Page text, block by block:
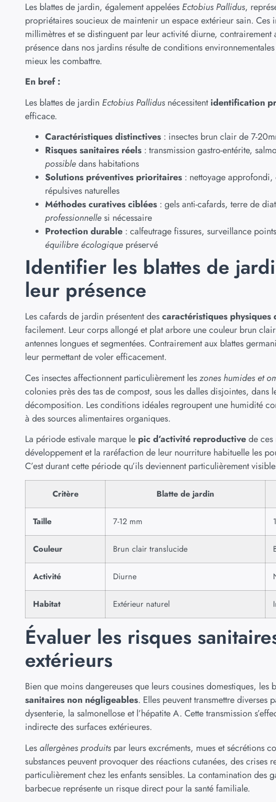
Les blattes de jardin, également appelées Ectobius Pallidus,
propriétaires soucieux de maintenir un espace extérieur sain. Ces
millimètres et se distinguent par leur activité diurne, contrairement
présence dans nos jardins résulte de conditions
mieux les combattre.
En bref :
Les blattes de jardin Ectobius Pallidus nécessitentidentification
efficace.
Caractéristiques distinctives : insectes brun clair de 7-
Risques sanitaires réels : transmission gastro-entérite,
possibledans habitations
Solutions préventives prioritaires : nettoyage
répulsives naturelles
Méthodes curatives ciblées : gels anti-cafards, terre de
professionnellesi nécessaire
Protection durable : calfeutrage fissures, surveillance
équilibre écologique préservé
Identifier les blattes de
leur présence
Les cafards de jardin présentent descaractéristiques physiques
facilement. Leur corps allongé et plat arbore une couleur brun
antennes longues et segmentées. Contrairement aux blattes
leur permettant de voler efficacement.
Ces insectes affectionnent particulièrement leszones humides et
colonies près des tas de compost, sous les dalles disjointes, dans
décomposition. Les conditions idéales regroupent une humidité
à des sources alimentaires organiques.
La période estivale marque le pic d’activité reproductivede ces
développement et la raréfaction de leur nourriture habituelle les
C’est durant cette période qu’ils deviennent particulièrement
Critère Blatte de jardin
Taille 7-12 mm
Couleur Brun clair translucide
Activité Diurne
Habitat Extérieur naturel
Évaluer les risques
extérieurs
Bien que moins dangereuses que leurs cousines domestiques, les
sanitaires non négligeables. Elles peuvent transmettre diverses
dysenterie, la salmonellose et l’hépatite A. Cette transmission
indirecte des surfaces extérieures.
Lesallergènes produits par leurs excréments, mues et sécrétions
substances peuvent provoquer des réactions cutanées, des crises
particulièrement chez les enfants sensibles. La contamination des
barbecue représente un risque direct pour la santé familiale.